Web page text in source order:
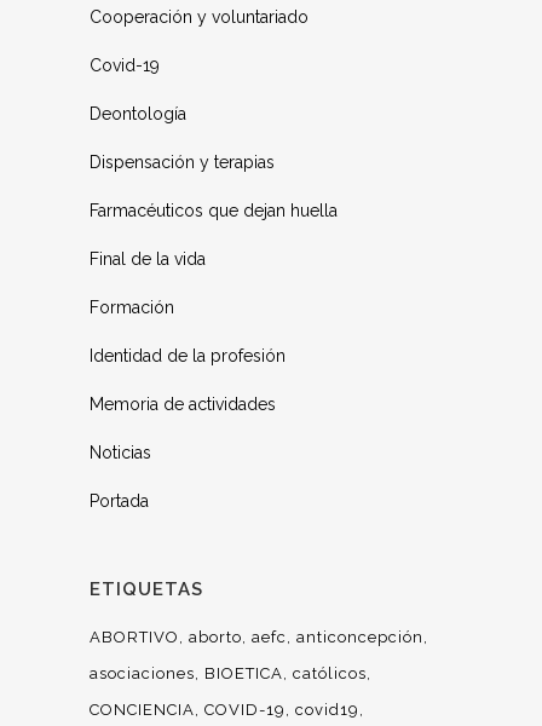
Cooperación y voluntariado
Covid-19
Deontología
Dispensación y terapias
Farmacéuticos que dejan huella
Final de la vida
Formación
Identidad de la profesión
Memoria de actividades
Noticias
Portada
ETIQUETAS
ABORTIVO aborto aefc
anticoncepción
asociaciones
BIOETICA católicos
CONCIENCIA COVID-19
covid19